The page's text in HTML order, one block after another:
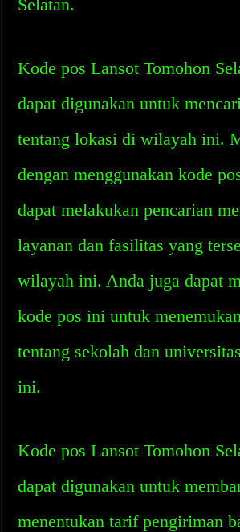
Selatan.
Kode pos Lansot Tomohon
dapat digunakan untuk
tentang lokasi di wilayah ini.
dengan menggunakan kode
dapat melakukan pencarian
layanan dan fasilitas yang
wilayah ini. Anda juga dapat
kode pos ini untuk
tentang sekolah dan
ini.
Kode pos Lansot Tomohon
dapat digunakan untuk
menentukan tarif pengiriman